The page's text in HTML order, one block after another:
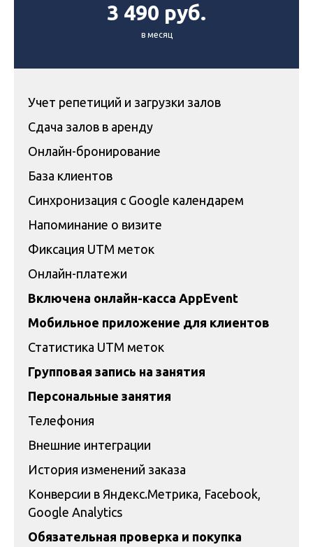
3 490 руб.
в месяц
Учет репетиций и загрузки залов
Сдача залов в аренду
Онлайн-бронирование
База клиентов
Синхронизация с Google календарем
Напоминание о визите
Фиксация UTM меток
Онлайн-платежи
Включена онлайн-касса AppEvent
Мобильное приложение для клиентов
Статистика UTM меток
Групповая запись на занятия
Персональные занятия
Телефония
Внешние интеграции
История изменений заказа
Конверсии в Яндекс.Метрика, Facebook,
Google Analytics
Обязательная проверка и покупка